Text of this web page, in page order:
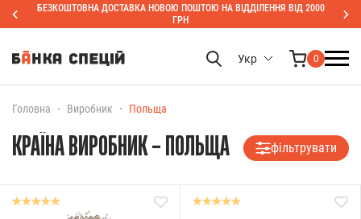
БЕЗКОШТОВНА ДОСТАВКА НОВОЮ ПОШТОЮ НА ВІДДІЛЕННЯ ВІД 2000
ГРН
Укр 0
Головна Виробник Польща
КРАЇНА ВИРОБНИК – ПОЛЬЩА фільтрувати